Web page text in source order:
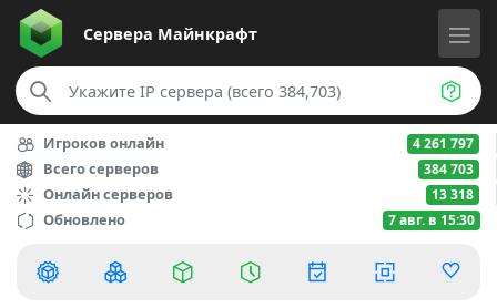
Сервера Майнкрафт
Игроков онлайн 4 261 797
Всего серверов 384 703
Онлайн серверов 13 318
Обновлено 7 авг. в 15:30